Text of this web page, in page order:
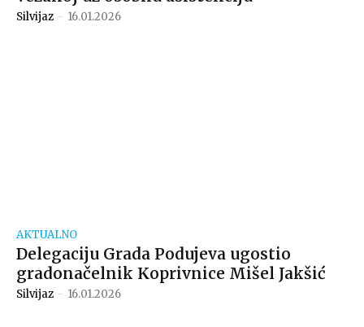
Silvijaz - 16.01.2026
AKTUALNO
Delegaciju Grada Podujeva ugostio
gradonačelnik Koprivnice Mišel Jakšić
Silvijaz - 16.01.2026